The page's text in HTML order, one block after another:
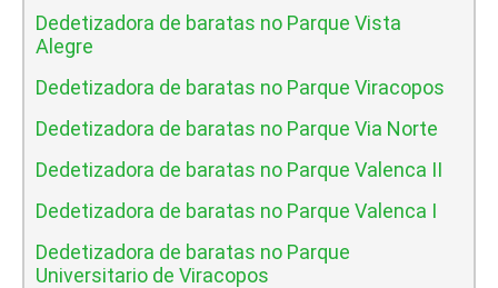
Dedetizadora de baratas no Parque Vista
Alegre
Dedetizadora de baratas no Parque Viracopos
Dedetizadora de baratas no Parque Via Norte
Dedetizadora de baratas no Parque Valenca II
Dedetizadora de baratas no Parque Valenca I
Dedetizadora de baratas no Parque
Universitario de Viracopos